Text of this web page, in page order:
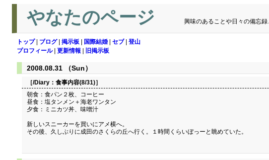
やなたのページ 興味のあることや日々の備忘録.
トップ| ブログ| 掲示板 国際結婚 セブ| 登山
プロフィール| 更新情報 旧掲示板
2008.08.31 （Sun）
［/Diary： 食事内容(8/31)］
朝食：食パン２枚、コーヒー
昼食：塩タンメン＋海老ワンタン
夕食：ミニカツ丼、味噌汁
新しいスニーカーを買いにアメ横へ。
その後、久しぶりに成田のさくらの丘へ行く。１時間くらいぼっーと眺めていた。